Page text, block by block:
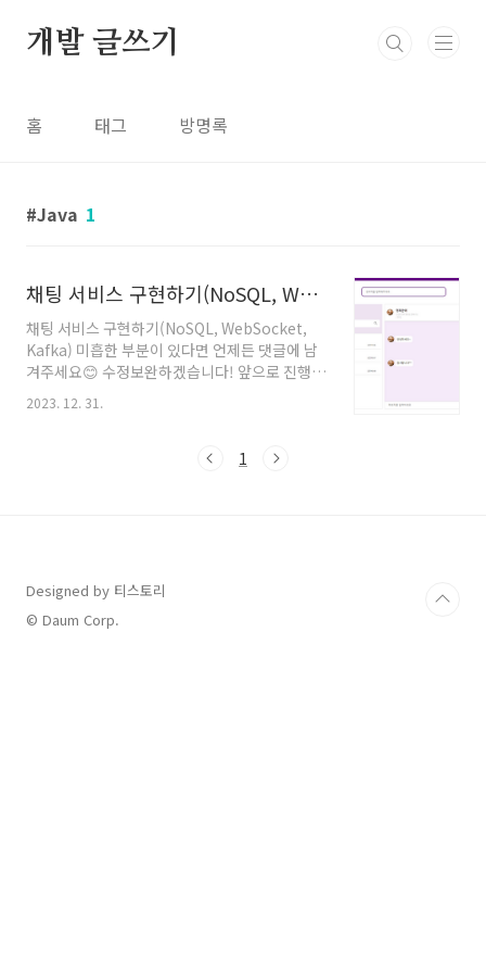
개발 글쓰기
홈 태그 방명록
Java 1
채팅 서비스 구현하기(NoSQL, WebSocket, Kafka)
채팅 서비스 구현하기(NoSQL, WebSocket,
Kafka) 미흡한 부분이 있다면 언제든 댓글에 남
겨주세요😊 수정보완하겠습니다! 앞으로 진행될
순서는 다음과 같습니다. 왜 이 기능을 구현했나
요? 왜 이 기술을 사용했나요? 어떻게 구현했나
희 프로젝트 주제는 농산물 직거래 서비스였습니
술 조사 이 글을 참고하여 기술을 선정하였습니
다. (현업에서는 이렇게 꼼꼼하게 기술을 도입하
는구나 알게되었다) NoSQL RDBMS VS ..
2023. 12. 31.
1
Designed by 티스토리
© Daum Corp.